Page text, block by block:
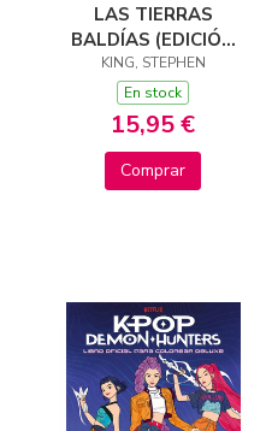
LAS TIERRAS
BALDÍAS (EDICIÓN
CANTOS TINTADOS)
(LA TORRE OSCURA
3)
KING, STEPHEN
En stock
15,95 €
Comprar